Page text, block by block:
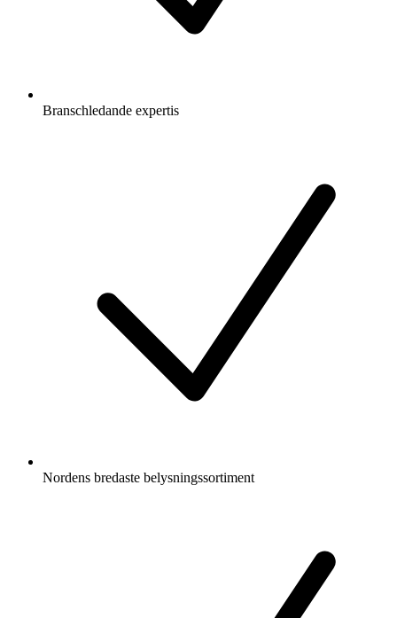
Branschledande expertis
Nordens bredaste belysningssortiment